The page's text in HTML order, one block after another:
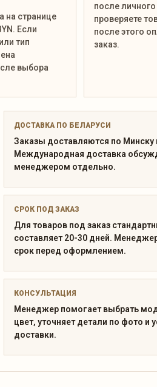
на странице
Если
тип
выбора
после
проверяете
после этого
заказ.
ДОСТАВКА ПО БЕЛАРУСИ
Заказы доставляются по Минску
Международная доставка
менеджером отдельно.
СРОК ПОД ЗАКАЗ
Для товаров под заказ
составляет 20-30 дней.
срок перед оформлением.
КОНСУЛЬТАЦИЯ
Менеджер помогает выбрать
цвет, уточняет детали по фото и
доставки.